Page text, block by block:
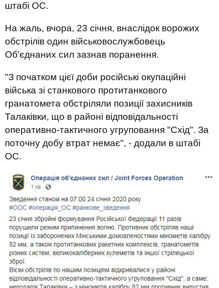
штабі ОС.
На жаль, вчора, 23 січня, внаслідок ворожих
обстрілів один військовослужбовець
Об'єднаних сил зазнав поранення.
"З початком цієї доби російські окупаційні
війська зі станкового протитанкового
гранатомета обстріляли позиції захисників
Талаківки, що в районі відповідальності
оперативно-тактичного угруповання "Схід". За
поточну добу втрат немає", - додали в штабі
ОС.